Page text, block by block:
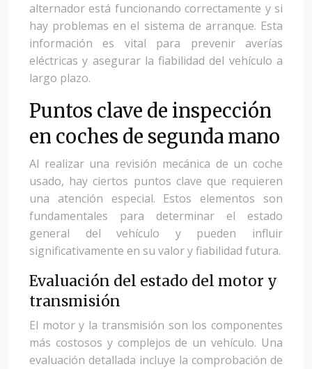
alternador está funcionando correctamente y si
hay problemas en el sistema de arranque. Esta
información es vital para prevenir averías
eléctricas y asegurar la fiabilidad del vehículo a
largo plazo.
Puntos clave de inspección
en coches de segunda mano
Al realizar una revisión mecánica de un coche
usado, hay ciertos puntos clave que requieren
una atención especial. Estos elementos son
fundamentales para determinar el estado
general del vehículo y pueden influir
significativamente en su valor y fiabilidad futura.
Evaluación del estado del motor y
transmisión
El motor y la transmisión son los componentes
más costosos y complejos de un vehículo. Una
evaluación detallada incluye la comprobación de